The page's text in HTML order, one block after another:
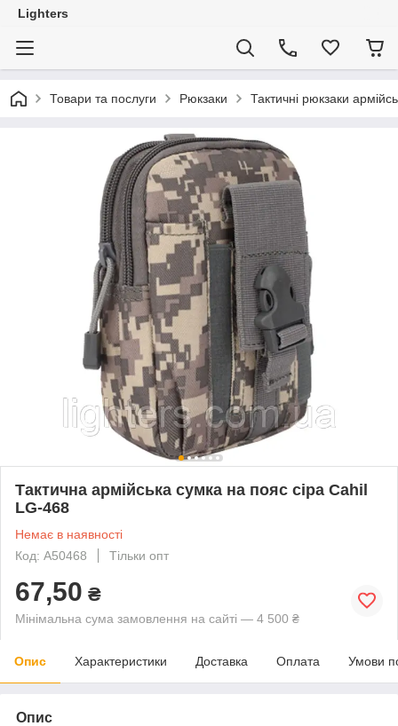
Lighters
Товари та послуги Рюкзаки Тактичні рюкзаки
Тактична армійська сумка на пояс сіра Cahil
LG-468
Немає в наявності
Код: A50468
Тільки опт
67,50 ₴
Мінімальна сума замовлення на сайті — 4 500 ₴
Опис Характеристики Доставка Оплата Умови
Опис